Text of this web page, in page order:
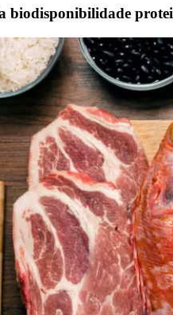
biodisponibilidade